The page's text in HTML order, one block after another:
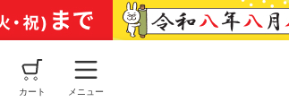
カート メニュー